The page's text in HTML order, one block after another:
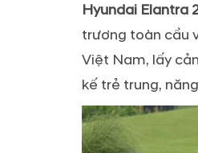
Hyundai Elantra
trương toàn cầu
Việt Nam, lấy
kế trẻ trung,